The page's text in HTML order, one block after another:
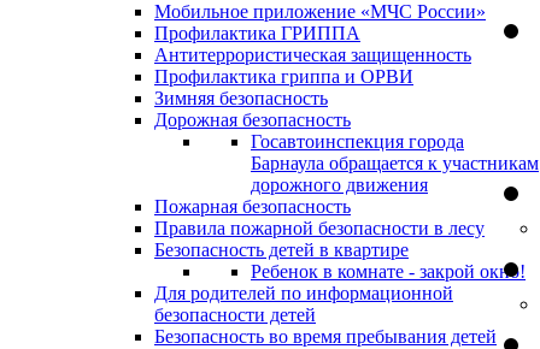
Мобильное приложение «МЧС России»
Профилактика ГРИППА
Антитеррористическая защищенность
Профилактика гриппа и ОРВИ
Зимняя безопасность
Дорожная безопасность
Госавтоинспекция города
Барнаула обращается к участникам
дорожного движения
Пожарная безопасность
Правила пожарной безопасности в лесу
Безопасность детей в квартире
Ребенок в комнате - закрой окно!
Для родителей по информационной
безопасности детей
Безопасность во время пребывания детей